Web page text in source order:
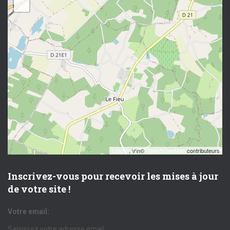
−
Leaflet, \r\n©OpenStreetMap contributeurs
Inscrivez-vous pour recevoir les mises à jour
de votre site !
Votre email: